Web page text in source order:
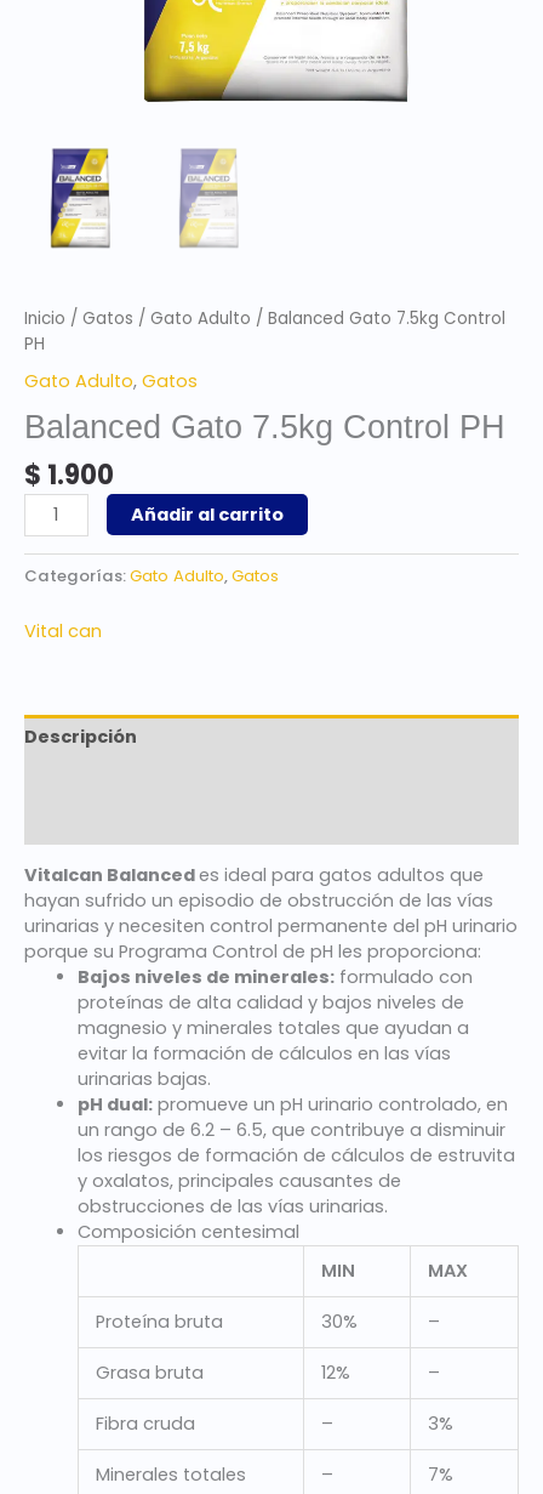
Inicio / Gatos / Gato Adulto / Balanced Gato 7.5kg Control
PH
Gato Adulto, Gatos
Balanced Gato 7.5kg Control PH
$ 1.900
Añadir al carrito
Categorías:Gato Adulto,Gatos
Vital can
Descripción
Vitalcan Balancedes ideal para gatos adultos que
hayan sufrido un episodio de obstrucción de las vías
urinarias y necesiten control permanente del pH urinario
porque su Programa Control de pH les proporciona:
Bajos niveles de minerales:formulado con
proteínas de alta calidad y bajos niveles de
magnesio y minerales totales que ayudan a
evitar la formación de cálculos en las vías
urinarias bajas.
pH dual:promueve un pH urinario controlado, en
un rango de 6.2 – 6.5, que contribuye a disminuir
los riesgos de formación de cálculos de estruvita
y oxalatos, principales causantes de
obstrucciones de las vías urinarias.
Composición centesimal
MIN
MAX
Proteína bruta 30% –
Grasa bruta 12% –
Fibra cruda – 3%
Minerales totales – 7%